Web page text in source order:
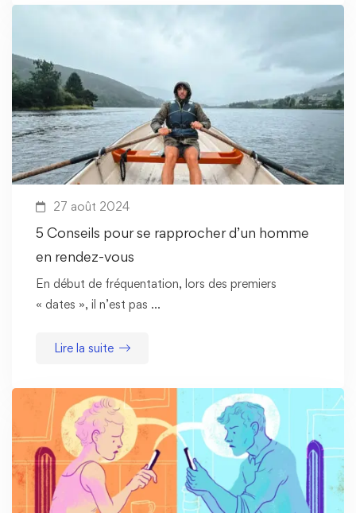
27 août 2024
5 Conseils pour se rapprocher d’un homme
en rendez-vous
En début de fréquentation, lors des premiers
« dates », il n’est pas …
Lire la suite